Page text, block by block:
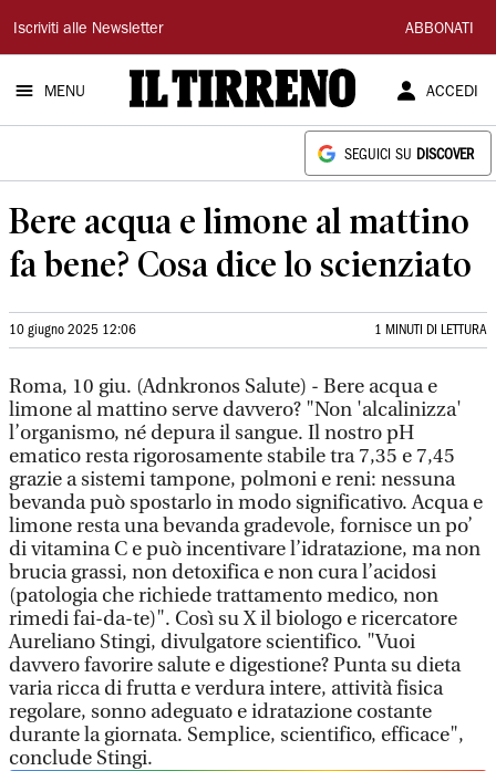
Il
Tirreno
Iscriviti alle Newsletter ABBONATI
MENU ACCEDI
SEGUICI SU DISCOVER
Bere acqua e limone al mattino
fa bene? Cosa dice lo scienziato
10 giugno 2025 12:06 1 MINUTI DI LETTURA
Roma, 10 giu. (Adnkronos Salute) - Bere acqua e
limone al mattino serve davvero? "Non 'alcalinizza'
l’organismo, né depura il sangue. Il nostro pH
ematico resta rigorosamente stabile tra 7,35 e 7,45
grazie a sistemi tampone, polmoni e reni: nessuna
bevanda può spostarlo in modo significativo. Acqua e
limone resta una bevanda gradevole, fornisce un po’
di vitamina C e può incentivare l’idratazione, ma non
brucia grassi, non detoxifica e non cura l’acidosi
(patologia che richiede trattamento medico, non
rimedi fai-da-te)". Così su X il biologo e ricercatore
Aureliano Stingi, divulgatore scientifico. "Vuoi
davvero favorire salute e digestione? Punta su dieta
varia ricca di frutta e verdura intere, attività fisica
regolare, sonno adeguato e idratazione costante
durante la giornata. Semplice, scientifico, efficace",
conclude Stingi.